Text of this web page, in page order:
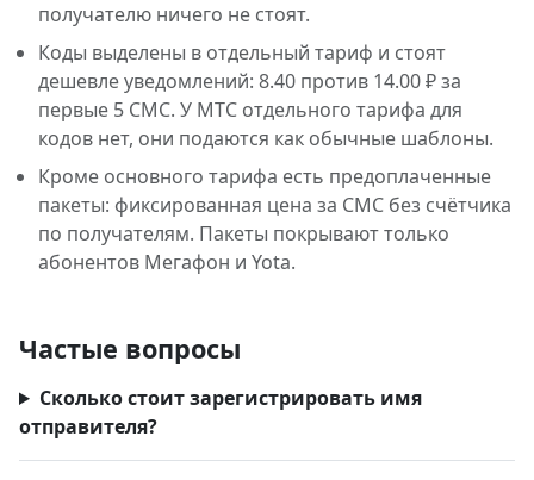
получателю ничего не стоят.
Коды выделены в отдельный тариф и стоят
дешевле уведомлений: 8.40 против 14.00 ₽ за
первые 5 СМС. У МТС отдельного тарифа для
кодов нет, они подаются как обычные шаблоны.
Кроме основного тарифа есть предоплаченные
пакеты: фиксированная цена за СМС без счётчика
по получателям. Пакеты покрывают только
абонентов Мегафон и Yota.
Частые вопросы
Сколько стоит зарегистрировать имя
отправителя?